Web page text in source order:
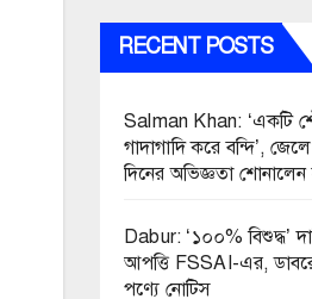
RECENT POSTS
Salman Khan: ‘একটি
গাদাগাদি করে বন্দি’,
দিনের অভিজ্ঞতা
Dabur: ‘১০০% বিশুদ্ধ’
আপত্তি FSSAI-এর,
পণ্যে নোটিস